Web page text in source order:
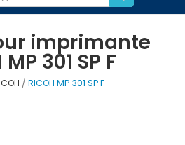
imprimante
301 SP F
RICOH MP 301 SP F